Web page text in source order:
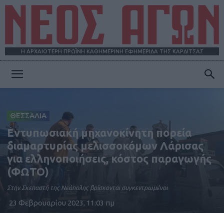
Η ΑΡΧΑΙΟΤΕΡΗ ΠΡΩΪΝΗ ΚΑΘΗΜΕΡΙΝΗ ΕΦΗΜΕΡΙΔΑ ΤΗΣ ΚΑΡΔΙΤΣΑΣ
ΘΕΣΣΑΛΙΑ
Εντυπωσιακή μηχανοκίνητη πορεία
διαμαρτυρίας μελισσοκόμων Λάρισας
για ελληνοποιήσεις, κόστος παραγωγής
(ΦΩΤΟ)
Στην Σκεπαστή της Νεάπολης βρίσκονται συγκεντρωμένοι
23 Φεβρουαρίου 2023, 11:03 πμ